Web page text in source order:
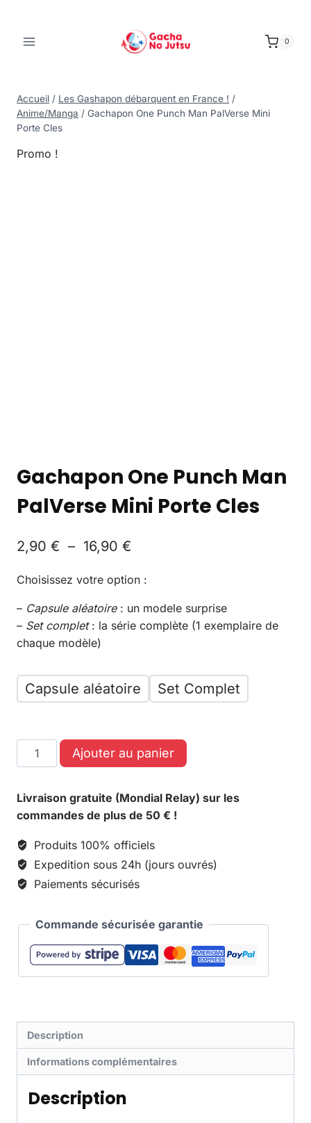
0
Accueil / Les Gashapon débarquent en France ! /
Anime/Manga / Gachapon One Punch Man PalVerse Mini
Porte Cles
Promo !
Gachapon One Punch Man
PalVerse Mini Porte Cles
2,90 € – 16,90 €
Choisissez votre option :
– Capsule aléatoire: un modele surprise
– Set complet: la série complète (1 exemplaire de
chaque modèle)
Capsule aléatoire Set Complet
Ajouter au panier
Livraison gratuite (Mondial Relay) sur les
commandes de plus de 50 € !
Produits 100% officiels
Expedition sous 24h (jours ouvrés)
Paiements sécurisés
Commande sécurisée garantie
Description
Informations complémentaires
Description